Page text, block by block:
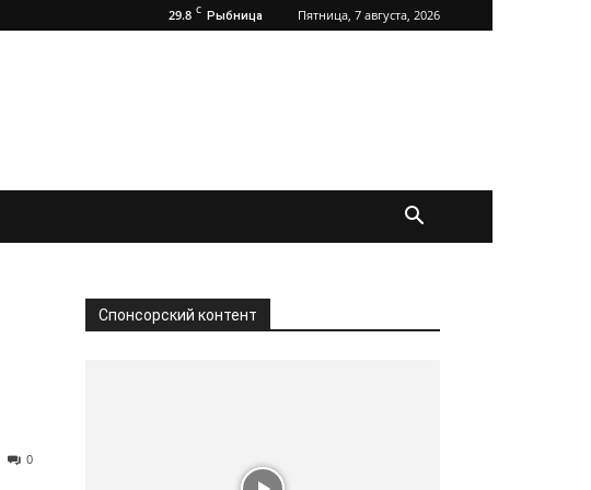
29.8 C Рыбница Пятница, 7 августа, 2026
0
Спонсорский контент